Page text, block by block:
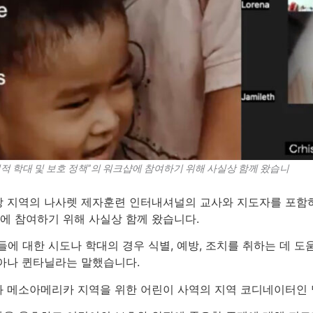
학대 및 보호 정책”의 워크샵에 참여하기 위해 사실상 함께 왔습니
지역의 나사렛 제자훈련 인터내셔널의 교사와 지도자를 포
참여하기 위해 사실상 함께 왔습니다.
에 대한 시도나 학대의 경우 식별, 예방, 조치를 취하는 데
나 퀸타닐라는 말했습니다.
메소아메리카 지역을 위한 어린이 사역의 지역 코디네이터